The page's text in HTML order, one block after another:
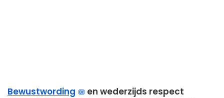
Bewustwording
en wederzijds respect